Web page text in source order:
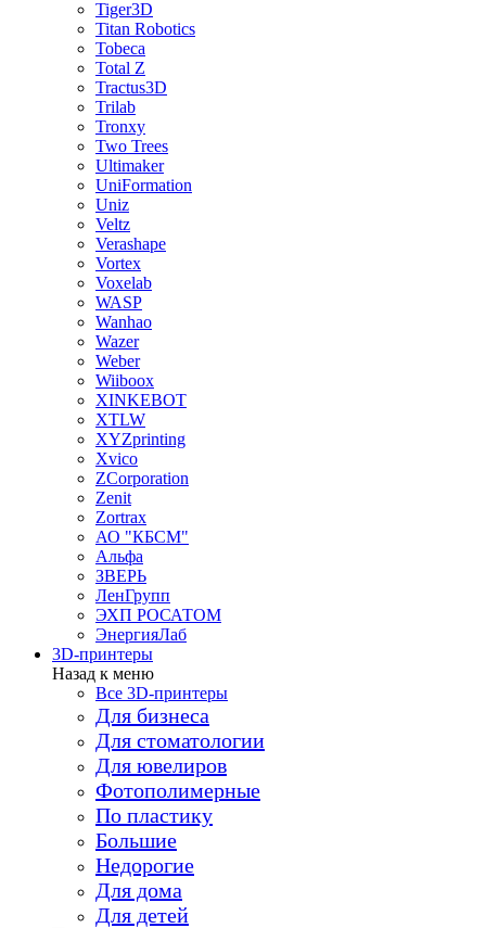
Tiger3D
Titan Robotics
Tobeca
Total Z
Tractus3D
Trilab
Tronxy
Two Trees
Ultimaker
UniFormation
Uniz
Veltz
Verashape
Vortex
Voxelab
WASP
Wanhao
Wazer
Weber
Wiiboox
XINKEBOT
XTLW
XYZprinting
Xvico
ZCorporation
Zenit
Zortrax
АО "КБСМ"
Альфа
ЗВЕРЬ
ЛенГрупп
ЭХП РОСАТОМ
ЭнергияЛаб
3D-принтеры
Назад к меню
Все 3D-принтеры
Для бизнеса
Для стоматологии
Для ювелиров
Фотополимерные
По пластику
Большие
Недорогие
Для дома
Для детей